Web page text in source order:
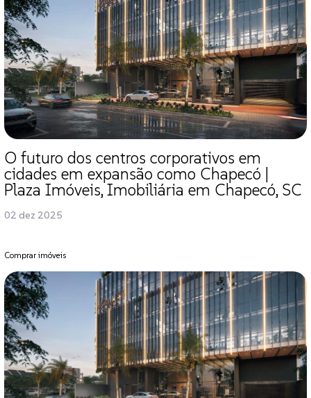
O futuro dos centros corporativos em
cidades em expansão como Chapecó |
Plaza Imóveis, Imobiliária em Chapecó, SC
02 dez 2025
Comprar imóveis